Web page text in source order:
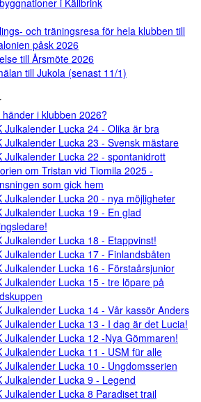
och träningsresa för hela klubben till
påsk 2026
till Årsmöte 2026
till Jukola (senast 11/1)
händer i klubben 2026?
Julkalender Lucka 24 - Olika är bra
Julkalender Lucka 23 - Svensk mästare
Julkalender Lucka 22 - spontanidrott
om Tristan vid Tiomila 2025 -
som gick hem
Julkalender Lucka 20 - nya möjligheter
Julkalender Lucka 19 - En glad
Julkalender Lucka 18 - Etappvinst!
Julkalender Lucka 17 - Finlandsbåten
Julkalender Lucka 16 - Förstaårsjunior
Julkalender Lucka 15 - tre löpare på
Julkalender Lucka 14 - Vår kassör Anders
Julkalender Lucka 13 - I dag är det Lucia!
Julkalender Lucka 12 -Nya Gömmaren!
Julkalender Lucka 11 - USM für alle
Julkalender Lucka 10 - Ungdomsserien
Julkalender Lucka 9 - Legend
Julkalender Lucka 8 Paradiset trail